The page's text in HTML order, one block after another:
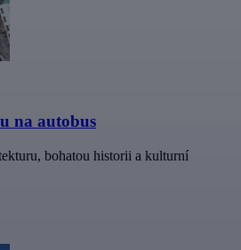
na autobus
bohatou historii a kulturní